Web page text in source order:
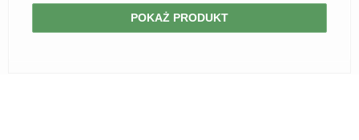
POKAŻ PRODUKT